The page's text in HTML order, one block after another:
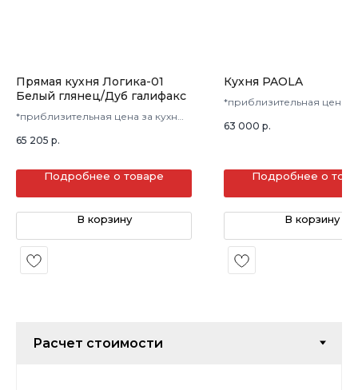
Прямая кухня Логика-01
Белый глянец/Дуб галифакс
*приблизительная цена за кухню
65 205 р.
Подробнее о товаре
В корзину
Кухня PAOLA
*приблизительная цена
63 000 р.
Подробнее о
В корзину